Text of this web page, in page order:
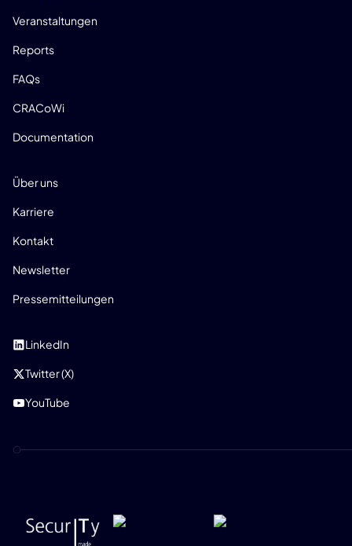
Veranstaltungen
Reports
FAQs
CRACoWi
Documentation
Über uns
Karriere
Kontakt
Newsletter
Pressemitteilungen
LinkedIn
Twitter (X)
YouTube